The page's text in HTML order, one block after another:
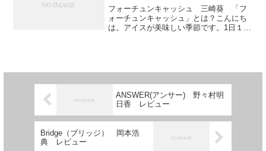
フォーチュンキャッシュ 三崎葵 「フ
ォーチュンキャッシュ」とは？こんにち
は。アイスが美味しい季節です。1日１本
ANSWER(アンサー) 野々村明
日香 レビュー
Bridge（ブリッジ） 岡本浩
典 レビュー